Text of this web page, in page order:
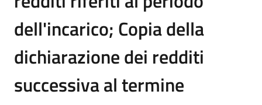
dell'incarico; Copia della
dichiarazione dei redditi
successiva al termine